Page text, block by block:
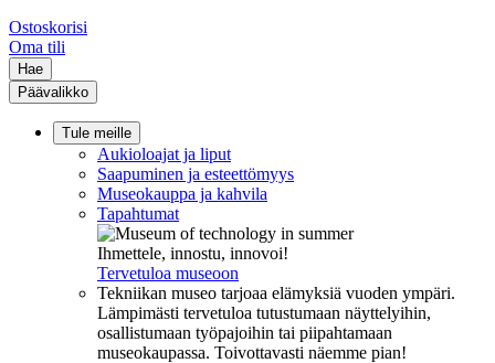
Ostoskorisi
Oma tili
Hae
Päävalikko
Tule meille
Aukioloajat ja liput
Saapuminen ja esteettömyys
Museokauppa ja kahvila
Tapahtumat
Ihmettele, innostu, innovoi!
Tervetuloa museoon
Tekniikan museo tarjoaa elämyksiä vuoden ympäri.
Lämpimästi tervetuloa tutustumaan näyttelyihin,
osallistumaan työpajoihin tai piipahtamaan
museokaupassa. Toivottavasti näemme pian!